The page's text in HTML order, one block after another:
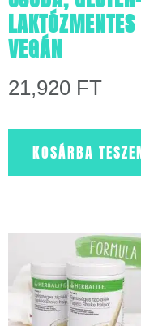
VEGÁN
21,920 FT
KOSÁRBA